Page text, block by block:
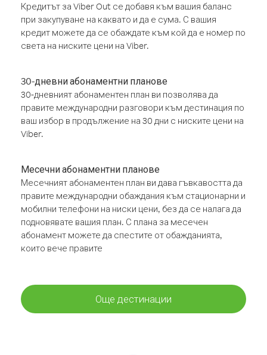
Кредитът за Viber Out се добавя към вашия баланс
при закупуване на каквато и да е сума. С вашия
кредит можете да се обаждате към кой да е номер по
света на ниските цени на Viber.
30-дневни абонаментни планове
30-дневният абонаментен план ви позволява да
правите международни разговори към дестинация по
ваш избор в продължение на 30 дни с ниските цени на
Viber.
Месечни абонаментни планове
Месечният абонаментен план ви дава гъвкавостта да
правите международни обаждания към стационарни и
мобилни телефони на ниски цени, без да се налага да
подновявате вашия план. С плана за месечен
абонамент можете да спестите от обажданията,
които вече правите
Още дестинации